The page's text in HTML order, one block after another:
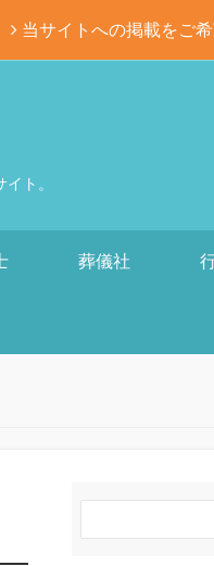
当サイトへの掲載をご
ト。
葬儀社